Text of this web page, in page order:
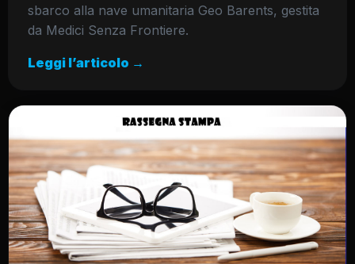
sbarco alla nave umanitaria Geo Barents, gestita
da Medici Senza Frontiere.
Leggi l’articolo →